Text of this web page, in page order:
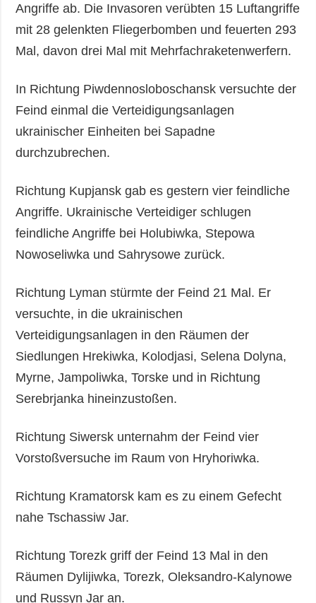
Angriffe ab. Die Invasoren verübten 15 Luftangriffe
mit 28 gelenkten Fliegerbomben und feuerten 293
Mal, davon drei Mal mit Mehrfachraketenwerfern.
In Richtung Piwdennosloboschansk versuchte der
Feind einmal die Verteidigungsanlagen
ukrainischer Einheiten bei Sapadne
durchzubrechen.
Richtung Kupjansk gab es gestern vier feindliche
Angriffe. Ukrainische Verteidiger schlugen
feindliche Angriffe bei Holubiwka, Stepowa
Nowoseliwka und Sahrysowe zurück.
Richtung Lyman stürmte der Feind 21 Mal. Er
versuchte, in die ukrainischen
Verteidigungsanlagen in den Räumen der
Siedlungen Hrekiwka, Kolodjasi, Selena Dolyna,
Myrne, Jampoliwka, Torske und in Richtung
Serebrjanka hineinzustoßen.
Richtung Siwersk unternahm der Feind vier
Vorstoßversuche im Raum von Hryhoriwka.
Richtung Kramatorsk kam es zu einem Gefecht
nahe Tschassiw Jar.
Richtung Torezk griff der Feind 13 Mal in den
Räumen Dylijiwka, Torezk, Oleksandro-Kalynowe
und Russyn Jar an.